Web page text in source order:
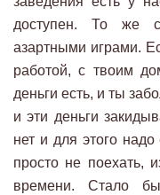
доступен. То же
азартными играми.
работой, с твоим
деньги есть, и ты
и эти деньги
нет и для этого
просто не поехать,
времени. Стало